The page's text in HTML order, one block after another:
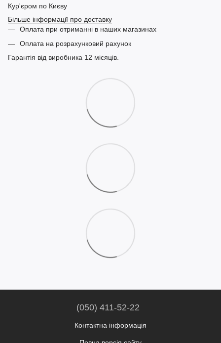
Кур'єром по Києву
Більше інформації про доставку
Оплата при отриманні в наших магазинах
Оплата на розрахунковий рахунок
Гарантія від виробника 12 місяців.
(050) 411-52-22
Контактна інформація